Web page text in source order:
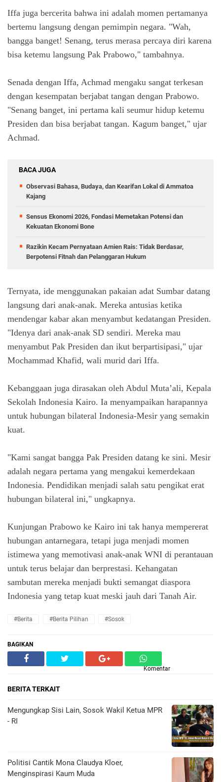
Iffa juga bercerita bahwa ini adalah momen pertamanya
bertemu langsung dengan pemimpin negara. "Wah,
bangga banget! Senang, terus merasa percaya diri karena
bisa ketemu langsung Pak Prabowo," tambahnya.
Senada dengan Iffa, Achmad mengaku sangat terkesan
dengan kesempatan berjabat tangan dengan Prabowo.
"Senang banget, ini pertama kali seumur hidup ketemu
Presiden dan bisa berjabat tangan. Kagum banget," ujar
Achmad.
BACA JUGA
Observasi Bahasa, Budaya, dan Kearifan Lokal di Ammatoa
Kajang
Sensus Ekonomi 2026, Fondasi Memetakan Potensi dan
Kekuatan Ekonomi Bone
Razikin Kecam Pernyataan Amien Rais: Tidak Berdasar,
Berpotensi Fitnah dan Pelanggaran Hukum
Ternyata, ide menggunakan pakaian adat Sumbar datang
langsung dari anak-anak. Mereka antusias ketika
mendengar kabar akan menyambut kedatangan Presiden.
"Idenya dari anak-anak SD sendiri. Mereka mau
menyambut Pak Presiden dan ikut berpartisipasi," ujar
Mochammad Khafid, wali murid dari Iffa.
Kebanggaan juga dirasakan oleh Abdul Muta’ali, Kepala
Sekolah Indonesia Kairo. Ia menyampaikan harapannya
untuk hubungan bilateral Indonesia-Mesir yang semakin
kuat.
"Kami sangat bangga Pak Presiden datang ke sini. Mesir
adalah negara pertama yang mengakui kemerdekaan
Indonesia. Pendidikan menjadi salah satu pengikat erat
hubungan bilateral ini," ungkapnya.
Kunjungan Prabowo ke Kairo ini tak hanya mempererat
hubungan antarnegara, tetapi juga menjadi momen
istimewa yang memotivasi anak-anak WNI di perantauan
untuk terus belajar dan berprestasi. Kehangatan
sambutan mereka menjadi bukti semangat diaspora
Indonesia yang tetap kuat meski jauh dari Tanah Air.
#Berita #Berita Pilihan #sosok
BAGIKAN
Komentar
BERITA TERKAIT
Mengungkap Sisi Lain, Sosok Wakil Ketua MPR
- RI
Politisi Cantik Mona Claudya Kloer,
Menginspirasi Kaum Muda